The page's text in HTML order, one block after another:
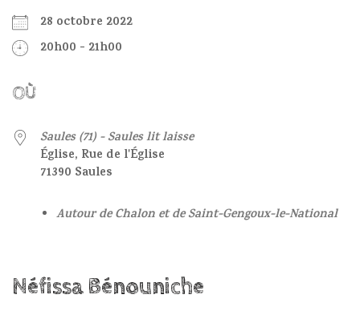
28 octobre 2022
20h00 - 21h00
OÙ
Saules (71) - Saules lit laisse
Église, Rue de l'Église
71390 Saules
Autour de Chalon et de Saint-Gengoux-le-National
Néfissa Bénouniche